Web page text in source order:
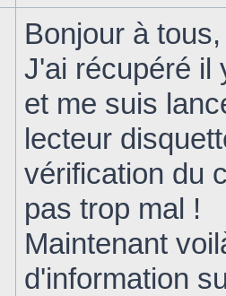
Bonjour à tous,
J'ai récupéré il
et me suis
lecteur
vérification du
pas trop mal !
Maintenant
d'information